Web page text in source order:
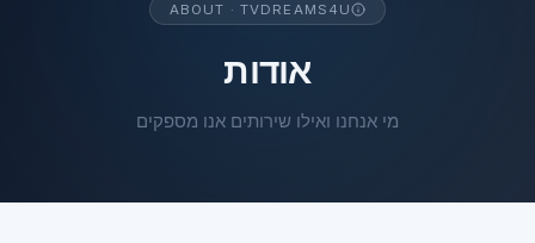
ABOUT · TVDREAMS4U
אודות
מי אנחנו ואילו שירותים אנו מספקים